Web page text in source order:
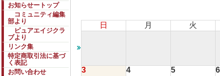
お知らせートップ
コミュニティ編集
部より
ピュアエイジクラ
ブより
リンク集
特定商取引法に基づ
く表記
お問い合わせ
日 月 火
3 4 5 6